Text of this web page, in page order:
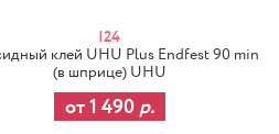
I24
клей UHU Plus Endfest 90 min
(в шприце) UHU
от 1 490 р.